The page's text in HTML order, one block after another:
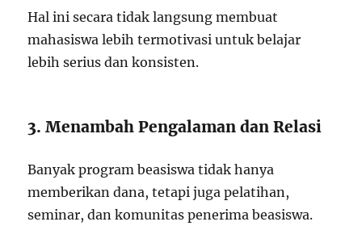
Hal ini secara tidak langsung membuat
mahasiswa lebih termotivasi untuk belajar
lebih serius dan konsisten.
3. Menambah Pengalaman dan Relasi
Banyak program beasiswa tidak hanya
memberikan dana, tetapi juga pelatihan,
seminar, dan komunitas penerima beasiswa.